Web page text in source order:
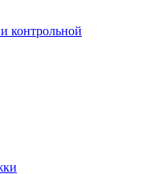
контрольной